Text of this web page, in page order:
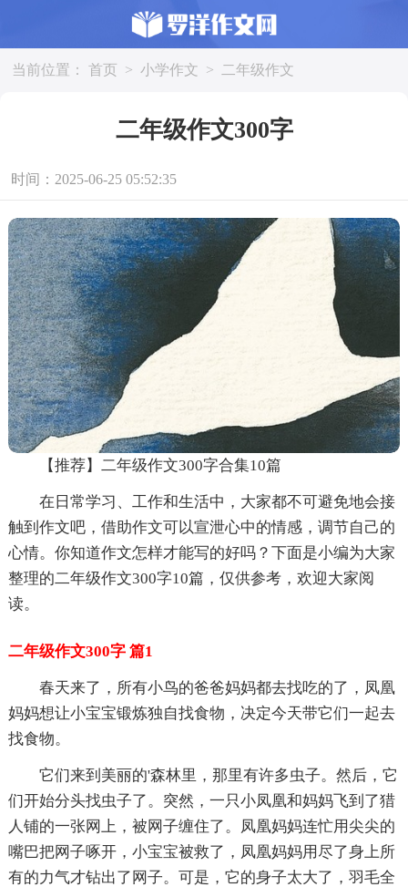
当前位置： 首页 > 小学作文 > 二年级作文
二年级作文300字
时间：2025-06-25 05:52:35
【推荐】二年级作文300字合集10篇
在日常学习、工作和生活中，大家都不可避免地会接
触到作文吧，借助作文可以宣泄心中的情感，调节自己的
心情。你知道作文怎样才能写的好吗？下面是小编为大家
整理的二年级作文300字10篇，仅供参考，欢迎大家阅
读。
二年级作文300字 篇1
春天来了，所有小鸟的爸爸妈妈都去找吃的了，凤凰
妈妈想让小宝宝锻炼独自找食物，决定今天带它们一起去
找食物。
它们来到美丽的'森林里，那里有许多虫子。然后，它
们开始分头找虫子了。突然，一只小凤凰和妈妈飞到了猎
人铺的一张网上，被网子缠住了。凤凰妈妈连忙用尖尖的
嘴巴把网子啄开，小宝宝被救了，凤凰妈妈用尽了身上所
有的力气才钻出了网子。可是，它的身子太大了，羽毛全